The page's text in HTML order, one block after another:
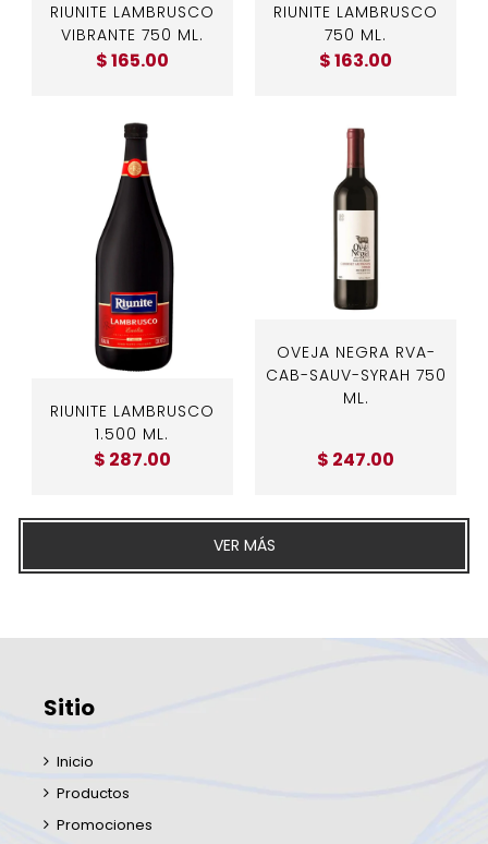
RIUNITE LAMBRUSCO
VIBRANTE 750 ML.
$ 165.00
RIUNITE LAMBRUSCO
750 ML.
$ 163.00
RIUNITE LAMBRUSCO
1.500 ML.
$ 287.00
OVEJA NEGRA RVA-
CAB-SAUV-SYRAH 750
ML.
$ 247.00
VER MÁS
Sitio
Inicio
Productos
Promociones